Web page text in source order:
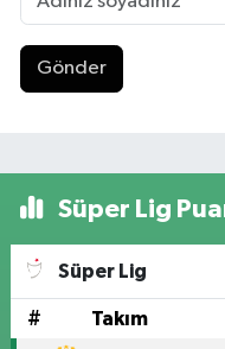
Gönder
Süper Lig
Süper Lig
# Takım